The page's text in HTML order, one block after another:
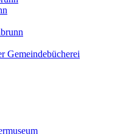
Gemeindebücherei